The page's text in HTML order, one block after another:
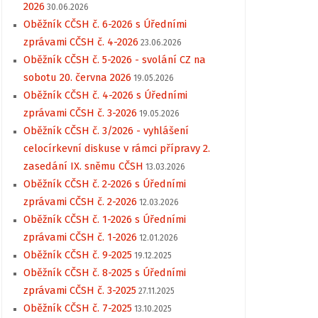
2026 30.06.2026
Oběžník CČSH č. 6-2026 s Úředními
zprávami CČSH č. 4-2026 23.06.2026
Oběžník CČSH č. 5-2026 - svolání CZ na
sobotu 20. června 2026 19.05.2026
Oběžník CČSH č. 4-2026 s Úředními
zprávami CČSH č. 3-2026 19.05.2026
Oběžník CČSH č. 3/2026 - vyhlášení
celocírkevní diskuse v rámci přípravy 2.
zasedání IX. sněmu CČSH 13.03.2026
Oběžník CČSH č. 2-2026 s Úředními
zprávami CČSH č. 2-2026 12.03.2026
Oběžník CČSH č. 1-2026 s Úředními
zprávami CČSH č. 1-2026 12.01.2026
Oběžník CČSH č. 9-2025 19.12.2025
Oběžník CČSH č. 8-2025 s Úředními
zprávami CČSH č. 3-2025 27.11.2025
Oběžník CČSH č. 7-2025 13.10.2025